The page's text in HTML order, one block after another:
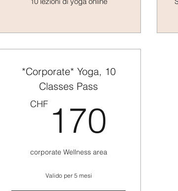
*Corporate* Yoga, 10
Classes Pass
CHF 170
corporate Wellness area
Valido per 5 mesi